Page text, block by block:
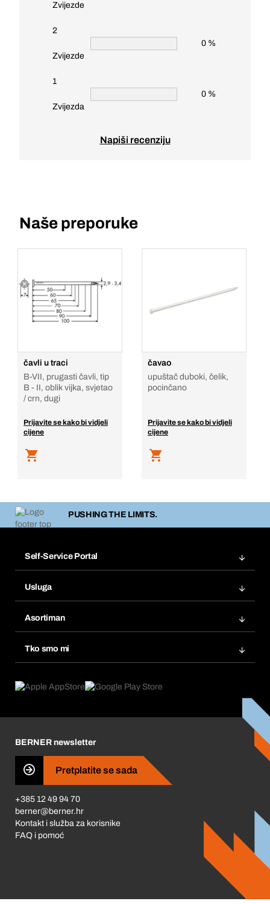
Zvijezde
2
Zvijezde
0 %
1
Zvijezda
0 %
Napiši recenziju
Naše preporuke
čavli u traci
B-VII, prugasti čavli, tip
B - II, oblik vijka, svjetao
/ crn, dugi
Prijavite se kako bi vidjeli
cijene
čavao
upuštač duboki, čelik,
pocinčano
Prijavite se kako bi vidjeli
cijene
PUSHING THE LIMITS.
Self-Service Portal
Popisi želja
Ponovno naručivanje
Pretplate
Usluga
Tražitelji proizvoda
Asortiman
Tko smo mi
Što nas pokreće
Business Conduct
BERNER newsletter
Pretplatite se sada
+385 12 49 94 70
berner@berner.hr
Kontakt i služba za korisnike
FAQ i pomoć